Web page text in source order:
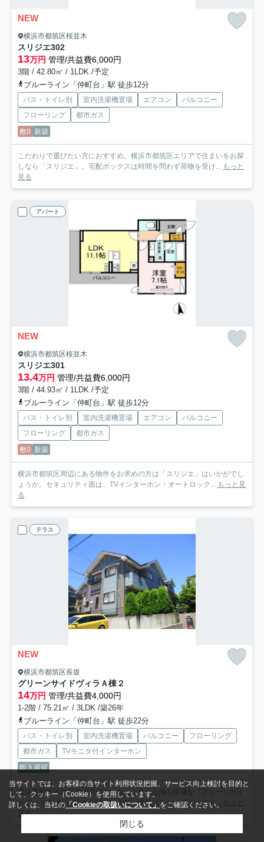
NEW
横浜市都筑区桜並木
スリジエ302
13万円 管理/共益費6,000円
3階 / 42.80㎡ / 1LDK /予定
ブルーライン「仲町台」駅 徒歩12分
バス・トイレ別 室内洗濯機置場 エアコン
バルコニー
フローリング
都市ガス
敷0 新築
こだわりで選びたい方におすすめ。横浜市都筑区エリアで住まいをお探
しなら「スリジエ」。宅配ボックスは時間を問わず荷物を受け...
もっと
見る
アパート
NEW
横浜市都筑区桜並木
スリジエ301
13.4万円 管理/共益費6,000円
3階 / 44.93㎡ / 1LDK /予定
ブルーライン「仲町台」駅 徒歩12分
バス・トイレ別 室内洗濯機置場 エアコン
バルコニー
フローリング
都市ガス
敷0 新築
横浜市都筑区周辺にある物件をお求めの方は「スリジエ」はいかがでし
ょうか。セキュリティ面は、TVインターホン・オートロック...
もっと見
る
テラス
NEW
横浜市都筑区長坂
グリーンサイドヴィラＡ棟２
14万円 管理/共益費4,000円
1-2階 / 75.21㎡ / 3LDK /築26年
ブルーライン「仲町台」駅 徒歩22分
バス・トイレ別 室内洗濯機置場 バルコニー
フローリング
都市ガス
TVモニタ付インターホン
即入居可
横浜市都筑区エリアでの住まいなら、住み心地も快適な「グリーンサイ
ドヴィラＡ棟」はいかがでしょうか。収納はシューズボックス... もっと
見る
当サイトでは、お客様の当サイト利用状況把握、サービス向上検討を目的と
して、クッキー（Cookie）を使用しています。
詳しくは、当社の 「Cookieの取扱いについて」 をご確認ください。
閉じる